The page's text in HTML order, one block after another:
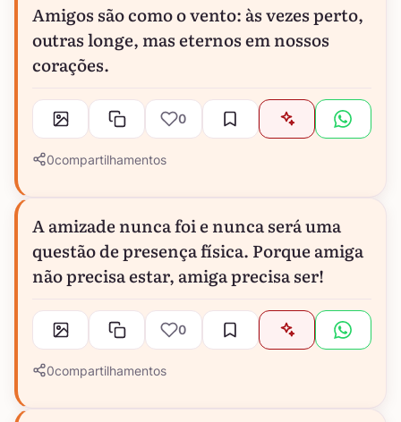
Amigos são como o vento: às vezes perto,
outras longe, mas eternos em nossos
corações.
0
0compartilhamentos
A amizade nunca foi e nunca será uma
questão de presença física. Porque amiga
não precisa estar, amiga precisa ser!
0
0compartilhamentos